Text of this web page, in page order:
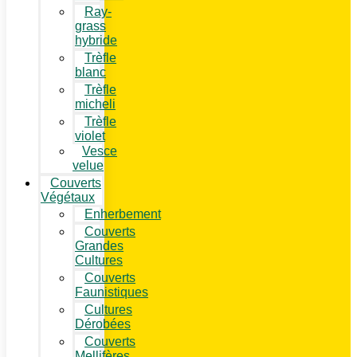
Ray-
grass
hybride
Trèfle
blanc
Trèfle
micheli
Trèfle
violet
Vesce
velue
Couverts
Végétaux
Enherbement
Couverts
Grandes
Cultures
Couverts
Faunistiques
Cultures
Dérobées
Couverts